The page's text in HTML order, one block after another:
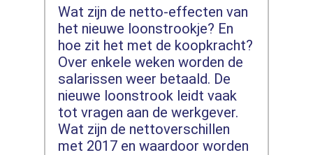
Wat zijn de netto-effecten van
het nieuwe loonstrookje? En
hoe zit het met de koopkracht?
Over enkele weken worden de
salarissen weer betaald. De
nieuwe loonstrook leidt vaak
tot vragen aan de werkgever.
Wat zijn de nettoverschillen
met 2017 en waardoor worden